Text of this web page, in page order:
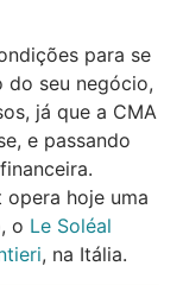
para se
do seu negócio,
já que a CMA
e passando
opera hoje uma
o Le Soléal
, na Itália.